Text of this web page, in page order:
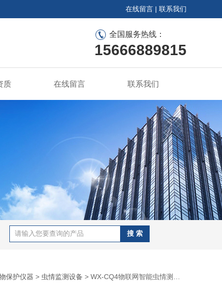
在线留言 | 联系我们
全国服务热线：
15666889815
质 在线留言 联系我们
保护仪器 > 虫情监测设备 > WX-CQ4物联网智能虫情测报灯